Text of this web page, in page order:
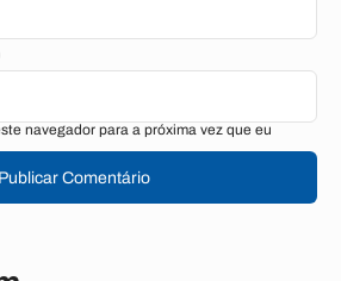
navegador para a próxima vez que eu
Publicar Comentário